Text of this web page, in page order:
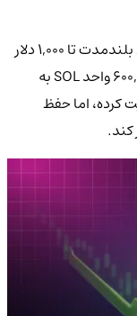
سولانا میان دو سناریو قرار گرفته است؛ صعود بلندمدت تا ۱,۰۰۰ دلار
یا افت کوتاه‌مدت تا ۵۰ دلار. انتقال بیش از ۶۰۰,۰۰۰ واحد SOL به
کرده، اما حفظ